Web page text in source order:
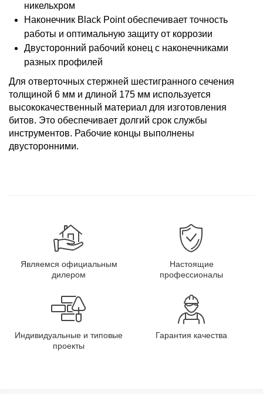
никельхром
Наконечник Black Point обеспечивает точность
работы и оптимальную защиту от коррозии
Двусторонний рабочий конец с наконечниками
разных профилей
Для отверточных стержней шестигранного сечения
толщиной 6 мм и длиной 175 мм используется
высококачественный материал для изготовления
битов. Это обеспечивает долгий срок службы
инструментов. Рабочие концы выполнены
двусторонними.
Являемся официальным
дилером
Настоящие
профессионалы
Индивидуальные и типовые
проекты
Гарантия качества